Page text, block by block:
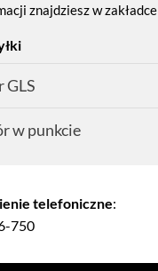
znajdziesz w zakładce
GLS
w punkcie
telefoniczne:
750